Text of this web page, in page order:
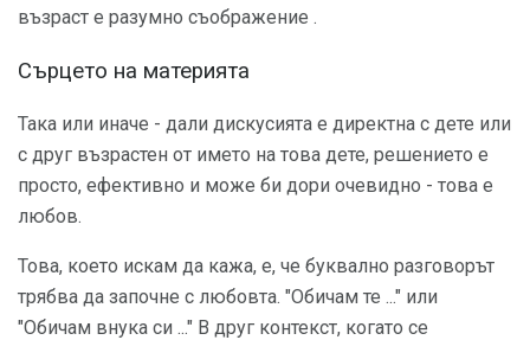
възраст е разумно съображение .
Сърцето на материята
Така или иначе - дали дискусията е директна с дете или
с друг възрастен от името на това дете, решението е
просто, ефективно и може би дори очевидно - това е
любов.
Това, което искам да кажа, е, че буквално разговорът
трябва да започне с любовта. "Обичам те ..." или
"Обичам внука си ..." В друг контекст, когато се